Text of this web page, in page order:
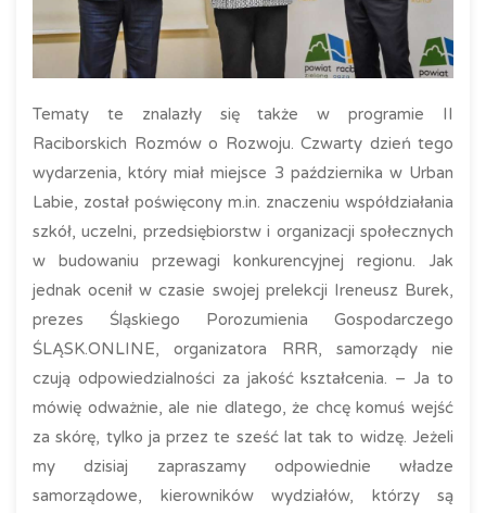
Tematy te znalazły się także w programie II
Raciborskich Rozmów o Rozwoju. Czwarty dzień tego
wydarzenia, który miał miejsce 3 października w Urban
Labie, został poświęcony m.in. znaczeniu współdziałania
szkół, uczelni, przedsiębiorstw i organizacji społecznych
w budowaniu przewagi konkurencyjnej regionu. Jak
jednak ocenił w czasie swojej prelekcji Ireneusz Burek,
prezes Śląskiego Porozumienia Gospodarczego
ŚLĄSK.ONLINE, organizatora RRR, samorządy nie
czują odpowiedzialności za jakość kształcenia. – Ja to
mówię odważnie, ale nie dlatego, że chcę komuś wejść
za skórę, tylko ja przez te sześć lat tak to widzę. Jeżeli
my dzisiaj zapraszamy odpowiednie władze
samorządowe, kierowników wydziałów, którzy są